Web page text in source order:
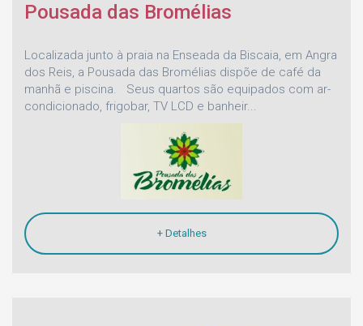
Pousada das Bromélias
Localizada junto à praia na Enseada da Biscaia, em Angra
dos Reis, a Pousada das Bromélias dispõe de café da
manhã e piscina. Seus quartos são equipados com ar-
condicionado, frigobar, TV LCD e banheir...
+ Detalhes